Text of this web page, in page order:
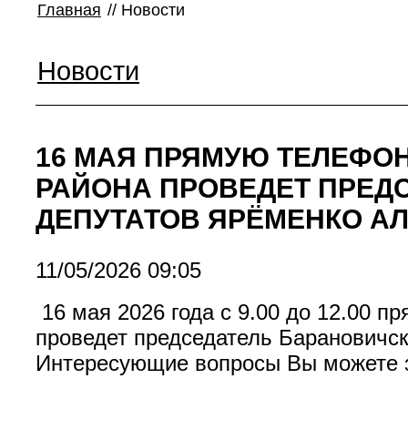
Главная // Новости
Новости
16 МАЯ ПРЯМУЮ
РАЙОНА ПРОВЕДЕТ
ДЕПУТАТОВ ЯРЁМЕНКО
11/05/2026 09:05
16 мая 2026 года с 9.00 до 12.00
проведет председатель
Интересующие вопросы Вы можете